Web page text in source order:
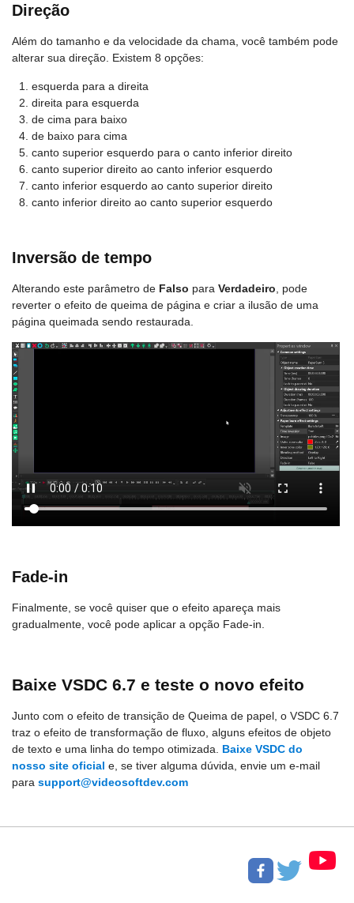
Direção
Além do tamanho e da velocidade da chama, você também pode
alterar sua direção. Existem 8 opções:
esquerda para a direita
direita para esquerda
de cima para baixo
de baixo para cima
canto superior esquerdo para o canto inferior direito
canto superior direito ao canto inferior esquerdo
canto inferior esquerdo ao canto superior direito
canto inferior direito ao canto superior esquerdo
Inversão de tempo
Alterando este parâmetro de Falso para Verdadeiro , pode
reverter o efeito de queima de página e criar a ilusão de uma
página queimada sendo restaurada.
Fade-in
Finalmente, se você quiser que o efeito apareça mais
gradualmente, você pode aplicar a opção Fade-in.
Baixe VSDC 6.7 e teste o novo efeito
Junto com o efeito de transição de Queima de papel, o VSDC 6.7
traz o efeito de transformação de fluxo, alguns efeitos de objeto
de texto e uma linha do tempo otimizada. Baixe VSDC do
nosso site oficial e, se tiver alguma dúvida, envie um e-mail
para support@videosoftdev.com